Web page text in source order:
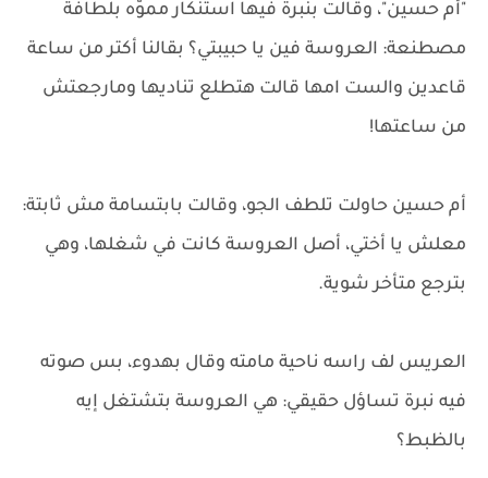
"أم حسين"، وقالت بنبرة فيها استنكار مموّه بلطافة
مصطنعة: العروسة فين يا حبيبتي؟ بقالنا أكتر من ساعة
قاعدين والست امها قالت هتطلع تناديها ومارجعتش
من ساعتها!
أم حسين حاولت تلطف الجو، وقالت بابتسامة مش ثابتة:
معلش يا أختي، أصل العروسة كانت في شغلها، وهي
بترجع متأخر شوية.
العريس لف راسه ناحية مامته وقال بهدوء، بس صوته
فيه نبرة تساؤل حقيقي: هي العروسة بتشتغل إيه
بالظبط؟